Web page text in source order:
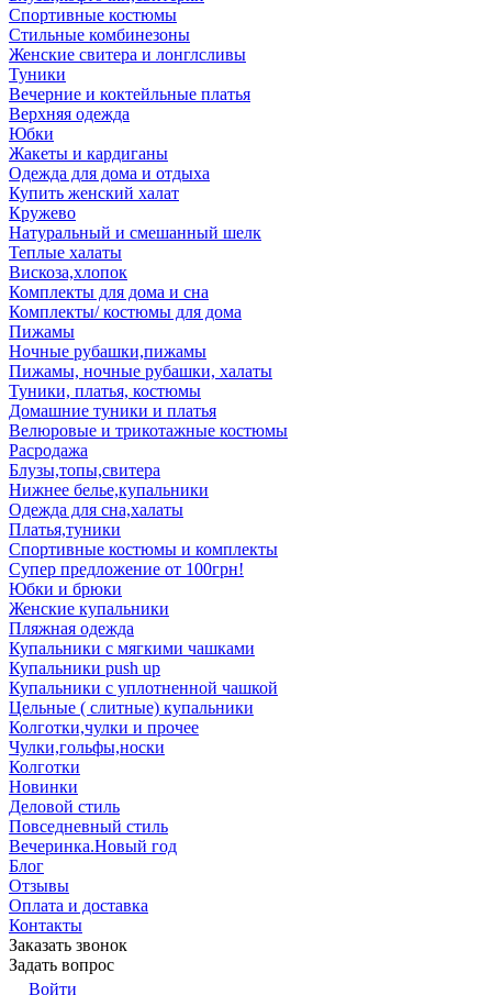
Спортивные костюмы
Стильные комбинезоны
Женские свитера и лонглсливы
Туники
Вечерние и коктейльные платья
Верхняя одежда
Юбки
Жакеты и кардиганы
Одежда для дома и отдыха
Купить женский халат
Кружево
Натуральный и смешанный шелк
Теплые халаты
Вискоза,хлопок
Комплекты для дома и сна
Комплекты/ костюмы для дома
Пижамы
Ночные рубашки,пижамы
Пижамы, ночные рубашки, халаты
Туники, платья, костюмы
Домашние туники и платья
Велюровые и трикотажные костюмы
Расродажа
Блузы,топы,свитера
Нижнее белье,купальники
Одежда для сна,халаты
Платья,туники
Спортивные костюмы и комплекты
Супер предложение от 100грн!
Юбки и брюки
Женские купальники
Пляжная одежда
Купальники с мягкими чашками
Купальники push up
Купальники с уплотненной чашкой
Цельные ( слитные) купальники
Колготки,чулки и прочее
Чулки,гольфы,носки
Колготки
Новинки
Деловой стиль
Повседневный стиль
Вечеринка.Новый год
Блог
Отзывы
Оплата и доставка
Контакты
Заказать звонок
Задать вопрос
Войти